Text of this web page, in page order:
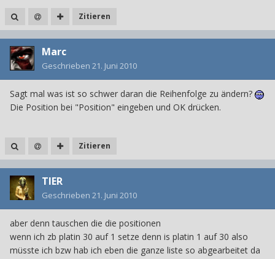
Zitieren
Marc
Geschrieben 21. Juni 2010
Sagt mal was ist so schwer daran die Reihenfolge zu ändern?
Die Position bei "Position" eingeben und OK drücken.
Zitieren
TIER
Geschrieben 21. Juni 2010
aber denn tauschen die die positionen
wenn ich zb platin 30 auf 1 setze denn is platin 1 auf 30 also
müsste ich bzw hab ich eben die ganze liste so abgearbeitet da